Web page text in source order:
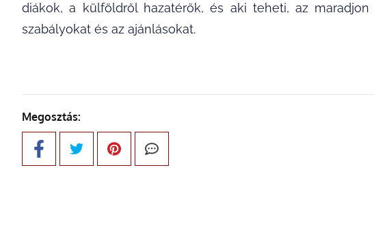
diákok, a külföldről hazatérők, és aki teheti, az
szabályokat és az ajánlásokat.
Megosztás: